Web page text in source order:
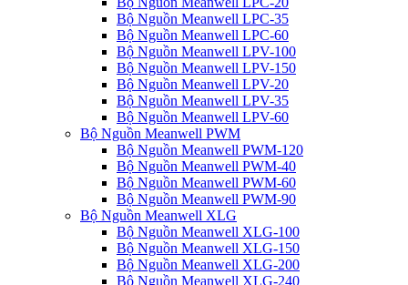
Bộ Nguồn Meanwell LPC-35
Bộ Nguồn Meanwell LPC-60
Bộ Nguồn Meanwell LPV-100
Bộ Nguồn Meanwell LPV-150
Bộ Nguồn Meanwell LPV-20
Bộ Nguồn Meanwell LPV-35
Bộ Nguồn Meanwell LPV-60
Bộ Nguồn Meanwell PWM
Bộ Nguồn Meanwell PWM-120
Bộ Nguồn Meanwell PWM-40
Bộ Nguồn Meanwell PWM-60
Bộ Nguồn Meanwell PWM-90
Bộ Nguồn Meanwell XLG
Bộ Nguồn Meanwell XLG-100
Bộ Nguồn Meanwell XLG-150
Bộ Nguồn Meanwell XLG-200
Bộ Nguồn Meanwell XLG-240